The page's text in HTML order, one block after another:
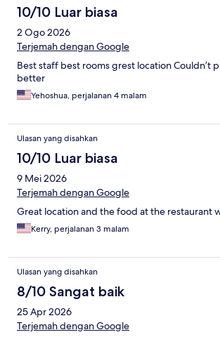
10/10 Luar biasa
2 Ogo 2026
Terjemah dengan Google
Best staff best rooms grest location Couldn’t
better
Yehoshua, perjalanan 4 malam
Ulasan yang disahkan
10/10 Luar biasa
9 Mei 2026
Terjemah dengan Google
Great location and the food at the restaurant
Kerry, perjalanan 3 malam
Ulasan yang disahkan
8/10 Sangat baik
25 Apr 2026
Terjemah dengan Google